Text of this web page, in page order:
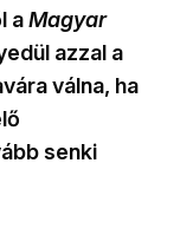
aMagyar
azzal a
válna, ha
senki